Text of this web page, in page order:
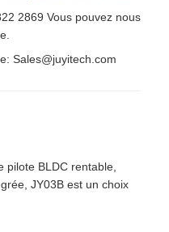
2869 Vous pouvez nous
Sales@juyitech.com
pilote BLDC rentable,
JY03B est un choix